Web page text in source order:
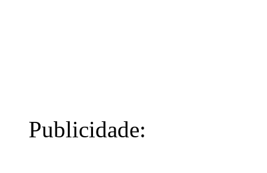
Publicidade: